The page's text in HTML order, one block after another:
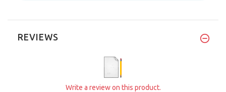
REVIEWS
Write a review on this product.